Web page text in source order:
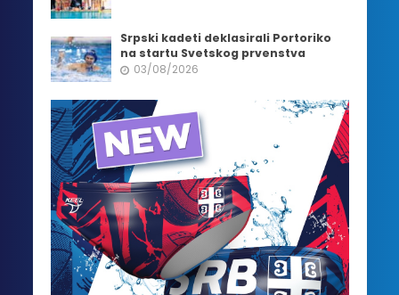
Srpski kadeti deklasirali Portoriko
na startu Svetskog prvenstva
03/08/2026